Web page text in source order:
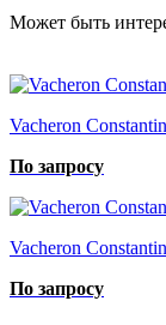
Может быть
Vacheron
По запросу
Vacheron
По запросу